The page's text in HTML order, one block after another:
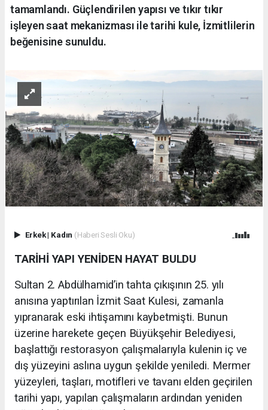
tamamlandı. Güçlendirilen yapısı ve tıkır tıkır
işleyen saat mekanizması ile tarihi kule, İzmitlilerin
beğenisine sunuldu.
Erkek| Kadın (Haberi Sesli Oku)
TARİHİ YAPI YENİDEN HAYAT BULDU
Sultan 2. Abdülhamid’in tahta çıkışının 25. yılı
anısına yaptırılan İzmit Saat Kulesi, zamanla
yıpranarak eski ihtişamını kaybetmişti. Bunun
üzerine harekete geçen Büyükşehir Belediyesi,
başlattığı restorasyon çalışmalarıyla kulenin iç ve
dış yüzeyini aslına uygun şekilde yeniledi. Mermer
yüzeyleri, taşları, motifleri ve tavanı elden geçirilen
tarihi yapı, yapılan çalışmaların ardından yeniden